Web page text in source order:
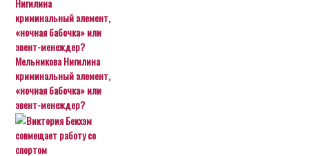
Мельникова Нигилина
криминальный элемент,
«ночная бабочка» или
эвент-менеждер?